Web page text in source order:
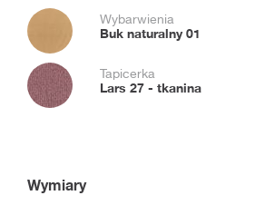
Wybarwienia
Buk naturalny 01
Tapicerka
Lars 27 - tkanina
Wymiary